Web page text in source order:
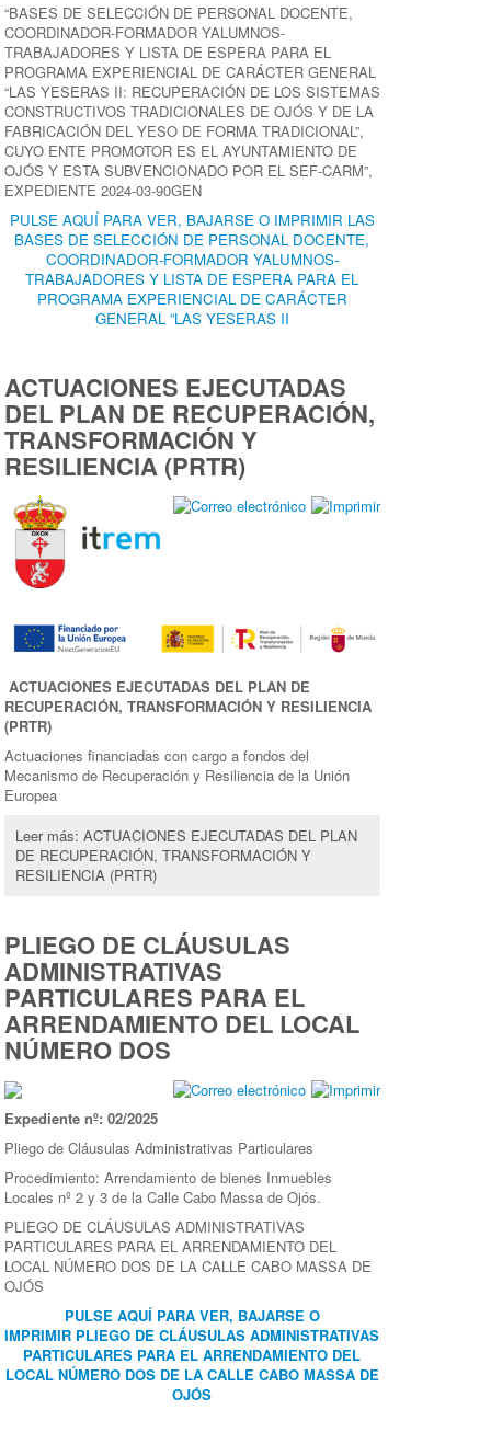
“BASES DE SELECCIÓN DE PERSONAL DOCENTE,
COORDINADOR-FORMADOR YALUMNOS-
TRABAJADORES Y LISTA DE ESPERA PARA EL
PROGRAMA EXPERIENCIAL DE CARÁCTER GENERAL
“LAS YESERAS II: RECUPERACIÓN DE LOS SISTEMAS
CONSTRUCTIVOS TRADICIONALES DE OJÓS Y DE LA
FABRICACIÓN DEL YESO DE FORMA TRADICIONAL”,
CUYO ENTE PROMOTOR ES EL AYUNTAMIENTO DE
OJÓS Y ESTA SUBVENCIONADO POR EL SEF-CARM”,
EXPEDIENTE 2024-03-90GEN
PULSE AQUÍ PARA VER, BAJARSE O IMPRIMIR LAS
BASES DE SELECCIÓN DE PERSONAL DOCENTE,
COORDINADOR-FORMADOR YALUMNOS-
TRABAJADORES Y LISTA DE ESPERA PARA EL
PROGRAMA EXPERIENCIAL DE CARÁCTER
GENERAL “LAS YESERAS II
ACTUACIONES EJECUTADAS
DEL PLAN DE RECUPERACIÓN,
TRANSFORMACIÓN Y
RESILIENCIA (PRTR)
ACTUACIONES EJECUTADAS DEL PLAN DE
RECUPERACIÓN, TRANSFORMACIÓN Y RESILIENCIA
(PRTR)
Actuaciones financiadas con cargo a fondos del
Mecanismo de Recuperación y Resiliencia de la Unión
Europea
Leer más: ACTUACIONES EJECUTADAS DEL PLAN
DE RECUPERACIÓN, TRANSFORMACIÓN Y
RESILIENCIA (PRTR)
PLIEGO DE CLÁUSULAS
ADMINISTRATIVAS
PARTICULARES PARA EL
ARRENDAMIENTO DEL LOCAL
NÚMERO DOS
Expediente nº: 02/2025
Pliego de Cláusulas Administrativas Particulares
Procedimiento: Arrendamiento de bienes Inmuebles
Locales nº 2 y 3 de la Calle Cabo Massa de Ojós.
PLIEGO DE CLÁUSULAS ADMINISTRATIVAS
PARTICULARES PARA EL ARRENDAMIENTO DEL
LOCAL NÚMERO DOS DE LA CALLE CABO MASSA DE
OJÓS
PULSE AQUÍ PARA VER, BAJARSE O
IMPRIMIR PLIEGO DE CLÁUSULAS ADMINISTRATIVAS
PARTICULARES PARA EL ARRENDAMIENTO DEL
LOCAL NÚMERO DOS DE LA CALLE CABO MASSA DE
OJÓS